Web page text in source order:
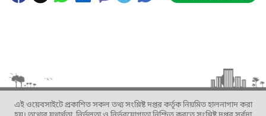
এই ওয়েবসাইটে প্রকাশিত সকল তথ্য সংশ্লিষ্ট দপ্তর কর্তৃক নিয়মিত হালনাগাদ করা